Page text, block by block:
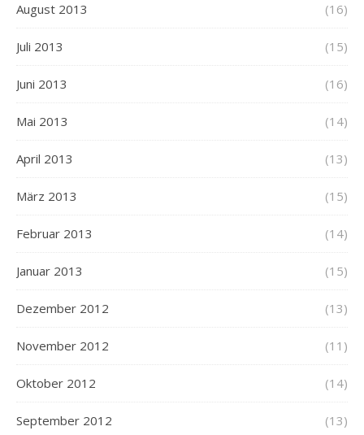
August 2013 (16)
Juli 2013 (15)
Juni 2013 (16)
Mai 2013 (14)
April 2013 (13)
März 2013 (15)
Februar 2013 (14)
Januar 2013 (15)
Dezember 2012 (13)
November 2012 (11)
Oktober 2012 (14)
September 2012 (13)